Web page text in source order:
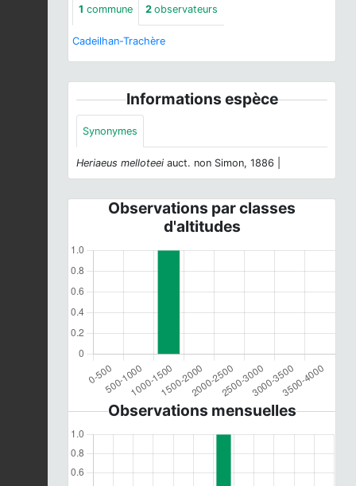
1 commune 2 observateurs
Cadeilhan-Trachère
Informations espèce
Synonymes
Heriaeus melloteei auct. non Simon, 1886 |
Observations par classes
d'altitudes
Observations mensuelles